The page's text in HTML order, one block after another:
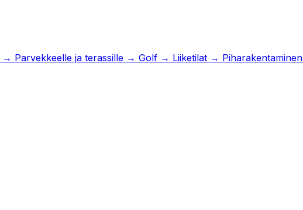
→ Parvekkeelle ja terassille → Golf → Liiketilat → Piharakentaminen